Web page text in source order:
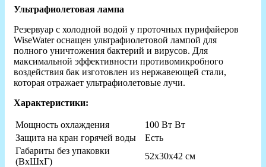
Ультрафиолетовая лампа
Резервуар с холодной водой у проточных пурифайеров
WiseWater оснащен ультрафиолетовой лампой для
полного уничтожения бактерий и вирусов. Для
максимальной эффективности противомикробного
воздействия бак изготовлен из нержавеющей стали,
которая отражает ультрафиолетовые лучи.
Характеристики:
Мощность охлаждения
100 Вт Вт
Защита на кран горячей воды
Есть
Габариты без упаковки
(ВxШxГ)
52х30х42 см